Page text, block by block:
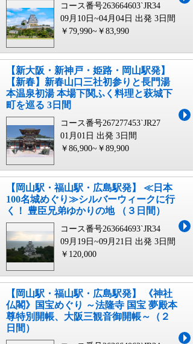
コース番号263664603`JR34
09月10日~04月04日 出発 3日間
￥79,990~￥83,990
【新大阪・新神戸・姫路・岡山駅発】
【新春】新春山口三社初参りと長門湯
本温泉初湯 本場下関ふく料理と萩城下
町を巡る 3日間
コース番号267277453`JR27
01月01日 出発 3日間
￥86,900~￥89,900
【岡山駅・福山駅・広島駅発】 ≪日本
100名城めぐり≫シルバーウィークに行
く！ 豊臣兄弟ゆかりの地 （３日間）
コース番号263664693`JR34
09月19日~09月21日 出発 3日間
￥120,000
【岡山駅・福山駅・広島駅発】 《神社
仏閣》国宝めぐり ～法隆寺 国宝 夢殿本
尊特別開帳、大阪三観音御開帳～（２
日間）